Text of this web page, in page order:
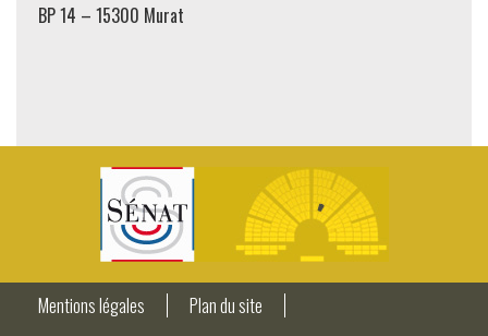
BP 14 – 15300 Murat
Mentions légales
Plan du site